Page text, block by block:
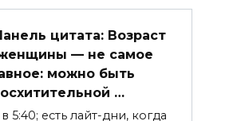
цитата: Возраст
— не самое
можно быть
…
5:40; есть лайт-дни, когда